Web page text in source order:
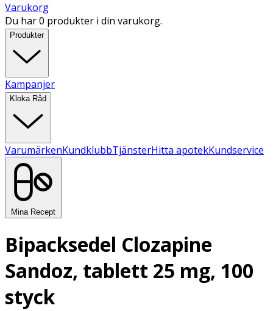
Varukorg
Du har 0 produkter i din varukorg.
Produkter
Kampanjer
Kloka Råd
VarumärkenKundklubbTjänsterHitta apotekKundservice
Mina Recept
Bipacksedel Clozapine
Sandoz, tablett 25 mg, 100
styck